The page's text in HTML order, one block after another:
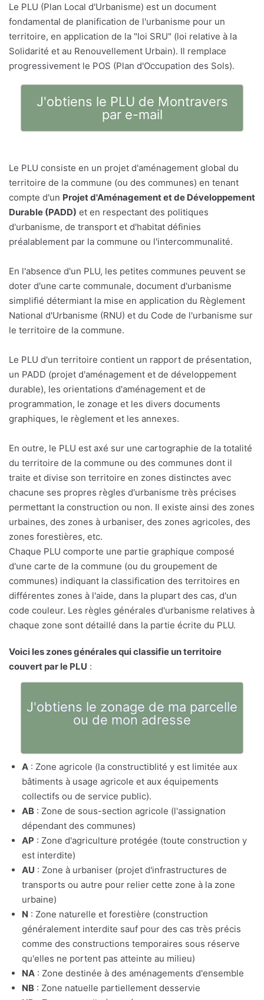
Le PLU (Plan Local d'Urbanisme) est un document
fondamental de planification de l'urbanisme pour un
territoire, en application de la "loi SRU" (loi relative à la
Solidarité et au Renouvellement Urbain). Il remplace
progressivement le POS (Plan d'Occupation des Sols).
J'obtiens le PLU de Montravers
par e-mail
Le PLU consiste en un projet d'aménagement global du
territoire de la commune (ou des communes) en tenant
compte d'un Projet d'Aménagement et de Développement
Durable (PADD) et en respectant des politiques
d'urbanisme, de transport et d'habitat définies
préalablement par la commune ou l'intercommunalité.
En l'absence d'un PLU, les petites communes peuvent se
doter d'une carte communale, document d'urbanisme
simplifié détermiant la mise en application du Règlement
National d'Urbanisme (RNU) et du Code de l'urbanisme sur
le territoire de la commune.
Le PLU d'un territoire contient un rapport de présentation,
un PADD (projet d'aménagement et de développement
durable), les orientations d'aménagement et de
programmation, le zonage et les divers documents
graphiques, le règlement et les annexes.
En outre, le PLU est axé sur une cartographie de la totalité
du territoire de la commune ou des communes dont il
traite et divise son territoire en zones distinctes avec
chacune ses propres règles d'urbanisme très précises
permettant la construction ou non. Il existe ainsi des zones
urbaines, des zones à urbaniser, des zones agricoles, des
zones forestières, etc.
Chaque PLU comporte une partie graphique composé
d'une carte de la commune (ou du groupement de
communes) indiquant la classification des territoires en
différentes zones à l'aide, dans la plupart des cas, d'un
code couleur. Les règles générales d'urbanisme relatives à
chaque zone sont détaillé dans la partie écrite du PLU.
Voici les zones générales qui classifie un territoire
couvert par le PLU :
J'obtiens le zonage de ma parcelle
ou de mon adresse
A : Zone agricole (la constructiblité y est limitée aux
bâtiments à usage agricole et aux équipements
collectifs ou de service public).
AB : Zone de sous-section agricole (l'assignation
dépendant des communes)
AP : Zone d'agriculture protégée (toute construction y
est interdite)
AU : Zone à urbaniser (projet d'infrastructures de
transports ou autre pour relier cette zone à la zone
urbaine)
N : Zone naturelle et forestière (construction
généralement interdite sauf pour des cas très précis
comme des constructions temporaires sous réserve
qu'elles ne portent pas atteinte au milieu)
NA : Zone destinée à des aménagements d'ensemble
NB : Zone natuelle partiellement desservie